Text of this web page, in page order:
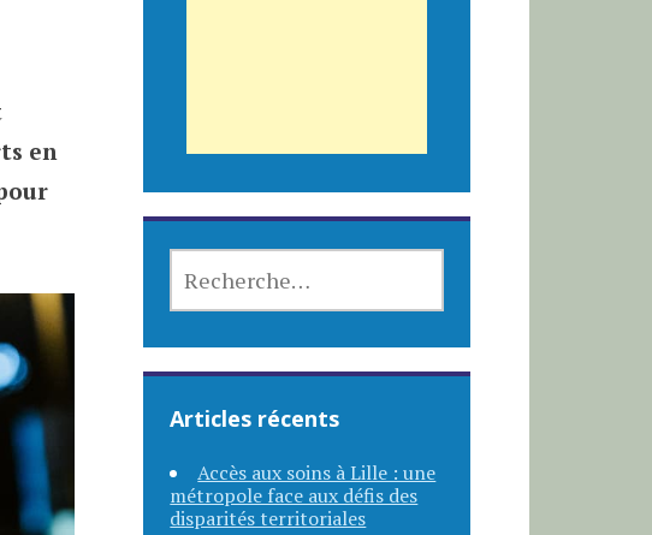
en
Articles récents
Accès aux soins à Lille : une
métropole face aux défis des
disparités territoriales